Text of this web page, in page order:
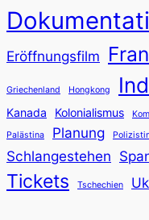
Eröffnungsfilm
Griechenland Hongkong
Kanada Kolonialismus
Palästina
Planung
Schlangestehen
Tickets Tschechien